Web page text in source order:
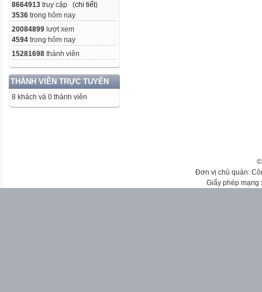
8664913 truy cập (chi tiết)
3536 trong hôm nay
20084899 lượt xem
4594 trong hôm nay
15281698 thành viên
THÀNH VIÊN TRỰC TUYẾN
8 khách và 0 thành viên
Đơn vị chủ quản:
Giấy phép mạng